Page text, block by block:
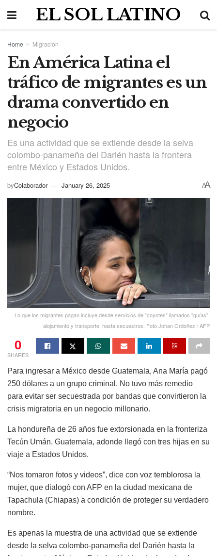
EL SOL LATINO
Home Migración
En América Latina el
tráfico de migrantes es un
drama convertido en
negocio
Es una actividad que se extiende desde la selva
colombo-panameña del Darién hasta la frontera
entre México y Estados Unidos.
byColaborador January 26, 2025 AA
Lo que los migrantes pagan incluye desde servicios de "coyotes" llamados "guías",
alojamiento y transporte, hasta secuestros. Foto Johan Ordoñez / AFP
0
SHARES
Para ingresar a México desde Guatemala, Ana María pagó
250 dólares a un grupo criminal. No tuvo más remedio
para evitar ser secuestrada por bandas que convirtieron la
crisis migratoria en un negocio millonario.
La hondureña de 26 años fue extorsionada en la fronteriza
Tecún Umán, Guatemala, adonde llegó con tres hijas en su
viaje a Estados Unidos.
“Nos tomaron fotos y videos”, dice con voz temblorosa la
mujer, que dialogó con AFP en la ciudad mexicana de
Tapachula (Chiapas) a condición de proteger su verdadero
nombre.
Es apenas la muestra de una actividad que se extiende
desde la selva colombo-panameña del Darién hasta la